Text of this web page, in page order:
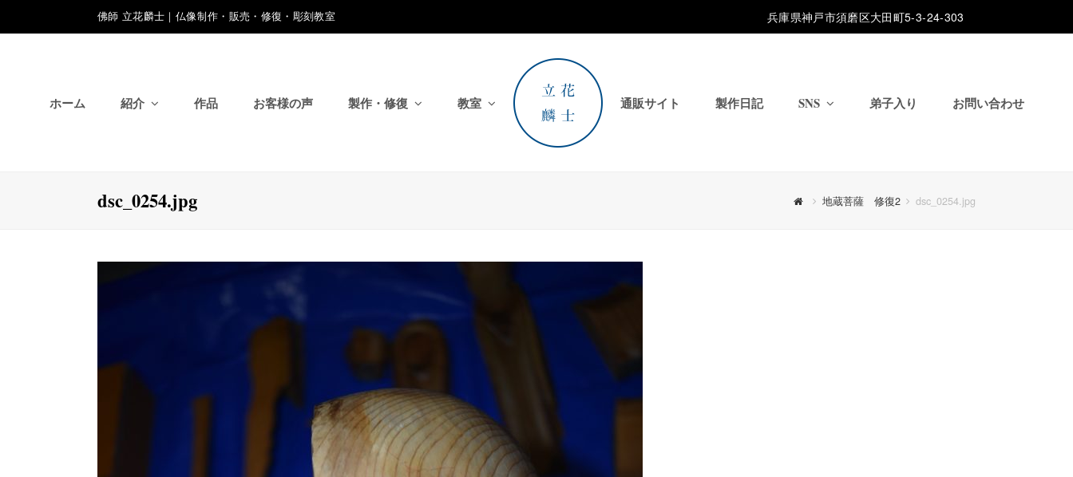
佛師 立花麟士｜仏像制作・販売・修復・彫刻教室 兵庫県神戸市須磨区大田町5-3-24-303
ホーム 紹介 作品 お客様の声 製作・修復 教室 通販サイト 製作日記 SNS 弟子入り お問い合わせ
dsc_0254.jpg 地蔵菩薩 修復2 dsc_0254.jpg